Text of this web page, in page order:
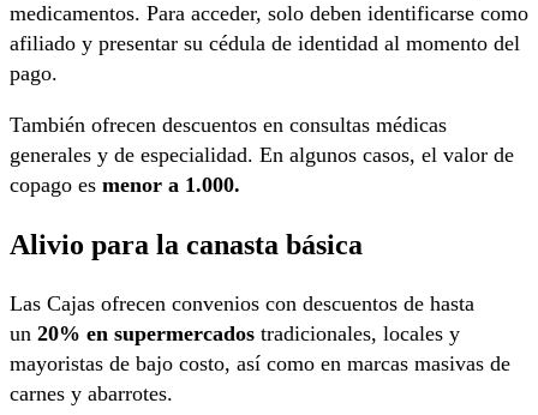
medicamentos. Para acceder, solo deben identificarse como
afiliado y presentar su cédula de identidad al momento del
pago.
También ofrecen descuentos en consultas médicas
generales y de especialidad. En algunos casos, el valor de
copago es menor a 1.000.
Alivio para la canasta básica
Las Cajas ofrecen convenios con descuentos de hasta
un 20% en supermercados tradicionales, locales y
mayoristas de bajo costo, así como en marcas masivas de
carnes y abarrotes.